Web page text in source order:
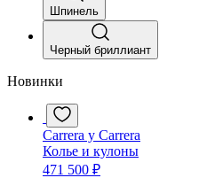
Шпинель
Черный бриллиант
Новинки
Carrera y Carrera
Колье и кулоны
471 500 ₽